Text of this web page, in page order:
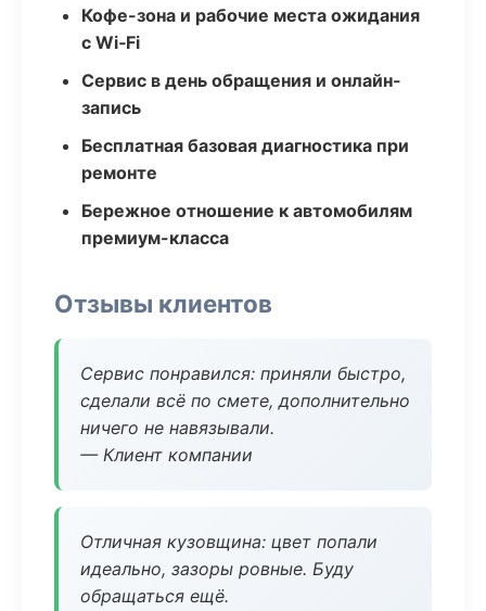
Кофе-зона и рабочие места ожидания
с Wi‑Fi
Сервис в день обращения и онлайн-
запись
Бесплатная базовая диагностика при
ремонте
Бережное отношение к автомобилям
премиум-класса
Отзывы клиентов
Сервис понравился: приняли быстро,
сделали всё по смете, дополнительно
ничего не навязывали.
— Клиент компании
Отличная кузовщина: цвет попали
идеально, зазоры ровные. Буду
обращаться ещё.